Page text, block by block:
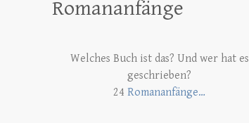
Romananfänge
Welches Buch ist das? Und wer hat es
geschrieben?
24Romananfänge…